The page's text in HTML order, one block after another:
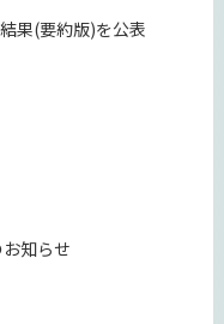
果(要約版)を公表
知らせ